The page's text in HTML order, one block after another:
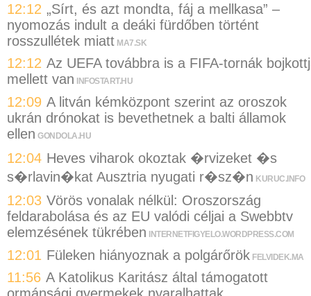
12:12 „Sírt, és azt mondta, fáj a mellkasa” –
nyomozás indult a deáki fürdőben történt
rosszullétek miatt MA7.SK
12:12 Az UEFA továbbra is a FIFA-tornák
mellett van
INFOSTART.HU
12:09 A litván kémközpont szerint az oroszok
ukrán drónokat is bevethetnek a balti államok
ellen GONDOLA.HU
12:04 Heves viharok okoztak �rvizeket �s
s�rlavin�kat Ausztria nyugati r�sz�n KURUC.INFO
12:03 Vörös vonalak nélkül: Oroszország
feldarabolása és az EU valódi céljai a Swebbtv
elemzésének tükrében
INTERNETFIGYELO.WORDPRESS.COM
12:01 Füleken hiányoznak a polgárőrök FELVIDEK.MA
11:56 A Katolikus Karitász által támogatott